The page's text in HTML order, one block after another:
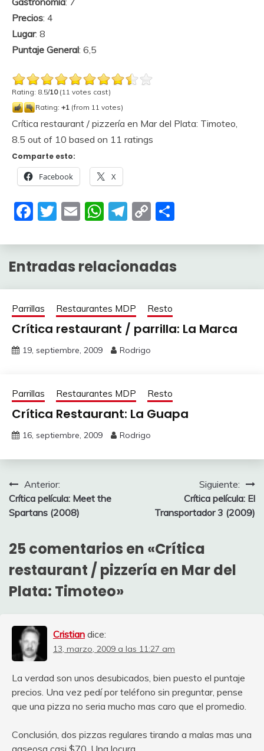
Precios: 4
Lugar: 8
Puntaje General: 6,5
Rating: 8.5/10(11 votes cast)
Rating: +1 (from 11 votes)
Crítica restaurant / pizzería en Mar del Plata: Timoteo,
8.5 out of 10 based on 11 ratings
Comparte esto:
Facebook X
Facebook
Twitter
EmailWhatsApp
Telegram
Copy
Entradas relacionadas
Parrillas Restaurantes MDP Resto
Crítica restaurant / parrilla: La Marca
19, septiembre, 2009 Rodrigo
Parrillas Restaurantes MDP Resto
Crítica Restaurant: La Guapa
16, septiembre, 2009 Rodrigo
Navegación
de
Anterior:
Crítica película: Meet the
Spartans (2008)
Siguiente:
Crítica película: El
Transportador 3 (2009)
25 comentarios en «Crítica
restaurant / pizzería en Mar del
Plata: Timoteo»
Cristian dice:
13, marzo, 2009 a las 11:27 am
La verdad son unos desubicados, bien puesto el puntaje
precios. Una vez pedí por teléfono sin preguntar, pense
que una pizza no seria mucho mas caro que el promedio.
Conclusión, dos pizzas regulares tirando a malas mas una
gaseosa casi $70. Una locura.